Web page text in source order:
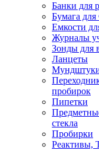
Банки для
Бумага
Емкости
Журналы
Зонды для
Ланцеты
пробирок
Пипетки
стекла
Пробирки
Реактивы,